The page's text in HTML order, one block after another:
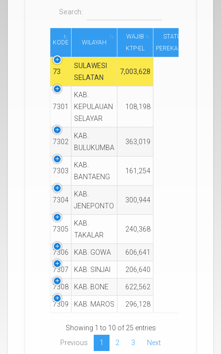
Search:
KODE WILAYAH
WAJIB
KTP-EL
STATUS
PEREKAMAN
73
SULAWESI
SELATAN
7,003,628
7301
KAB.
KEPULAUAN
SELAYAR
108,198
7302
KAB.
BULUKUMBA
363,019
7303
KAB.
BANTAENG
161,254
7304
KAB.
JENEPONTO
300,944
7305
KAB.
TAKALAR
240,368
7306 KAB. GOWA 606,641
7307 KAB. SINJAI 206,640
7308 KAB. BONE 622,562
7309 KAB. MAROS 296,128
Showing 1 to 10 of 25 entries
Previous
1 2 3 Next